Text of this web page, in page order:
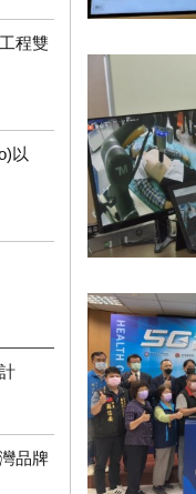
程雙
以
品牌